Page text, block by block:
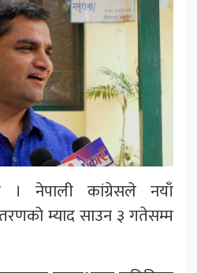
। नेपाली कांग्रेसले नयाँ
म्याद साउन ३ गतेसम्म